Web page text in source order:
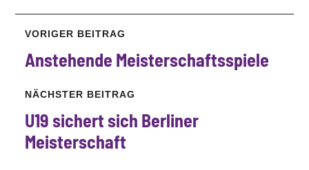
VORIGER BEITRAG
Anstehende Meisterschaftsspiele
NÄCHSTER BEITRAG
U19 sichert sich Berliner
Meisterschaft